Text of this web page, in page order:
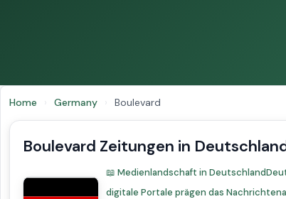
Home › Germany › Boulevard
Boulevard Zeitungen in
📖 Medienlandschaft in
digitale Portale prägen das